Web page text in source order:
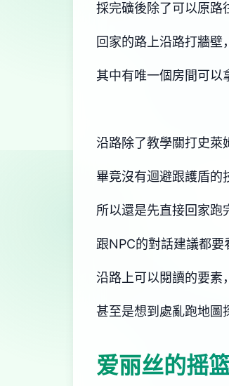
採完礦後除了可以原路
回家的路上沿路打牆壁
其中有唯一個房間可以
沿路除了教學關打史萊
畢竟沒有迴避跟護盾的
所以還是先直接回家跑
跟NPC的對話建議都要
沿路上可以閱讀的要素
甚至是想到處亂跑地圖
爱丽丝的摇